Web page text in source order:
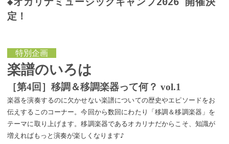
定！
特別企画
楽譜のいろは
［第4回］移調＆移調楽器って何？ vol.1
楽器を演奏するのに欠かせない楽譜についての歴史やエピソードをお
伝えするこのコーナー。今回から数回にわたり「移調＆移調楽器」を
テーマに取り上げます。移調楽器であるオカリナだからこそ、知識が
増えればもっと演奏が楽しくなります♪